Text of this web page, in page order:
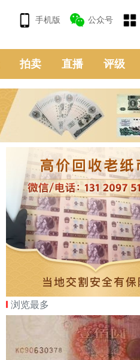
手机版 公众号
拍卖 直播 评级
浏览最多